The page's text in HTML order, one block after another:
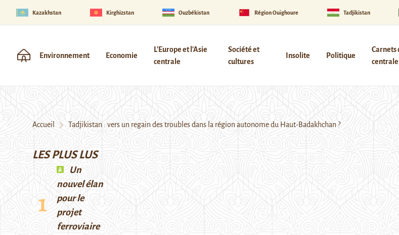
Kazakhstan Kirghizstan Ouzbékistan Région Ouïghoure Tadjikistan
Environnement Economie
L'Europe et l'Asie
centrale
Société et
cultures
Insolite Politique
Carnets
centrale
Accueil Tadjikistan : vers un regain des troubles dans la région autonome du Haut-Badakhchan ?
LES PLUS LUS
Un
nouvel élan
pour le
projet
ferroviaire